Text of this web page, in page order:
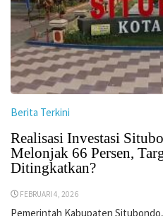
Berita Terkini
Realisasi Investasi
Melonjak 66 Persen,
Ditingkatkan?
FEBRUARI 4, 2026
Pemerintah Kabupaten